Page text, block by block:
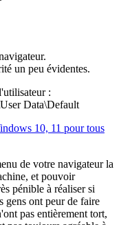
un peu évidentes.
:
Data\Default
10, 11 pour tous
de votre navigateur la
et pouvoir
pénible à réaliser si
gens ont peur de faire
pas entièrement tort,